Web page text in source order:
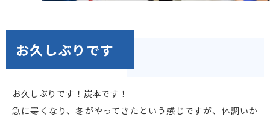
お久しぶりです
お久しぶりです！炭本です！
急に寒くなり、冬がやってきたという感じですが、体調いか